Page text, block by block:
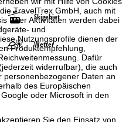
TravelTrex GmbH, auch mit
Ihrer Aktivitäten werden dabei
und
Nutzungsprofile dienen der
Produktempfehlung,
Dafür
widerrufbar), die auch
personenbezogener Daten an
des Europäischen
oder Microsoft in den
Sie den Einsatz von
Skigebiet
Wetter